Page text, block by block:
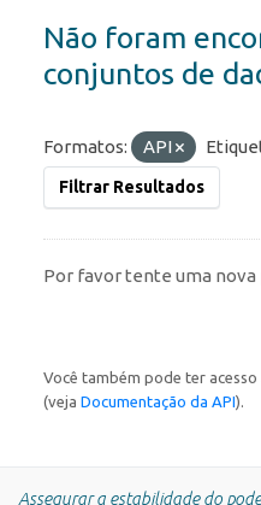
Não foram
conjuntos de
Formatos: API
Filtrar Resultados
Por favor tente uma nova
Você também pode ter
(veja Documentação da API).
Assegurar a estabilidade do